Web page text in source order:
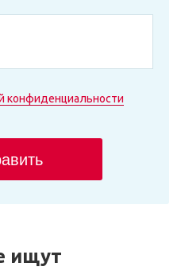
конфиденциальности
ищут